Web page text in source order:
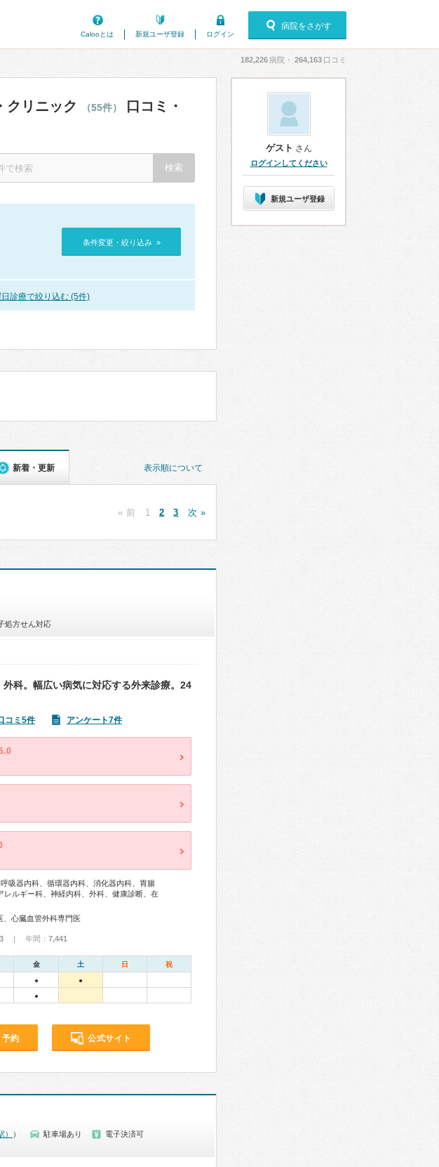
Calooとは
新規ユーザ登録 ログイン
病院をさがす
182,226病院・ 264,163 口コミ
クリニック （55件）
口コミ・
条件変更・絞り込み »
日診療で絞り込む (5件)
表示順について
新着・更新
« 前 1 2 3 次 »
処方せん対応
科。幅広い病気に対応する外来診療。24
コミ5件 アンケート7件
呼吸器内科、循環器内科、消化器内科、胃腸
レルギー科、神経内科、外科、健康診断、在
、心臓血管外科専門医
| 年間： 7,441
金 土 日 祝
● ●
●
約 公式サイト
） 駐車場あり
電子決済可
ゲスト さん
ログインしてください
新規ユーザ登録